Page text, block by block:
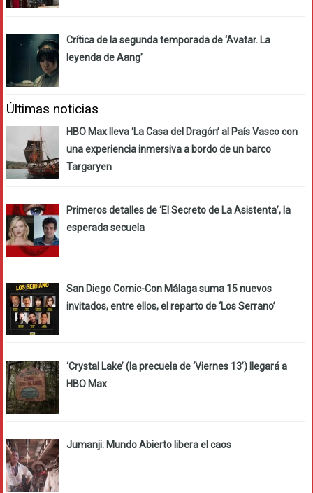
Crítica de la segunda temporada de ‘Avatar. La
leyenda de Aang’
Últimas noticias
HBO Max lleva ‘La Casa del Dragón’ al País Vasco con
una experiencia inmersiva a bordo de un barco
Targaryen
Primeros detalles de ‘El Secreto de La Asistenta’, la
esperada secuela
San Diego Comic-Con Málaga suma 15 nuevos
invitados, entre ellos, el reparto de ‘Los Serrano’
‘Crystal Lake’ (la precuela de ‘Viernes 13’) llegará a
HBO Max
Jumanji: Mundo Abierto libera el caos